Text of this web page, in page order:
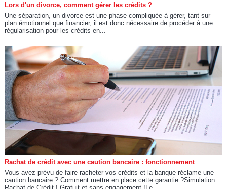
Lors d'un divorce, comment gérer les crédits ?
Une séparation, un divorce est une phase compliquée à gérer, tant sur
plan émotionnel que financier, il est donc nécessaire de procéder à une
régularisation pour les crédits en...
Rachat de crédit avec une caution bancaire : fonctionnement
Vous avez prévu de faire racheter vos crédits et la banque réclame une
caution bancaire ? Comment mettre en place cette garantie ?Simulation